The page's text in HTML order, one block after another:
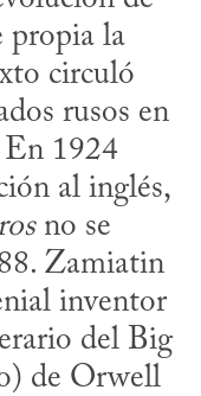
propia la
circuló
rusos en
1924
al inglés,
no se
Zamiatin
inventor
del Big
de Orwell